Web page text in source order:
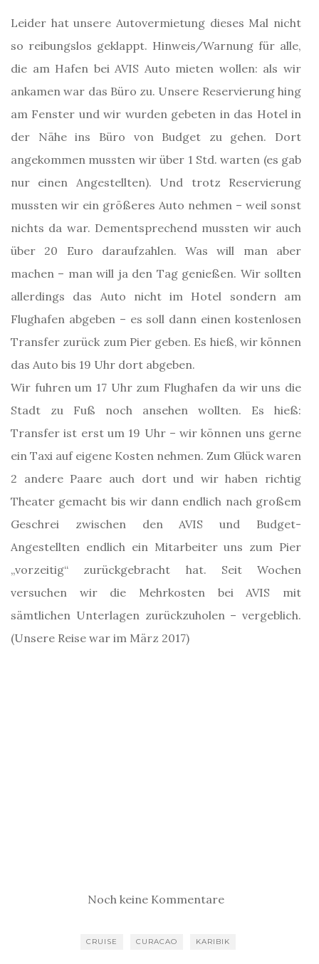
Leider hat unsere Autovermietung dieses Mal nicht
so reibungslos geklappt. Hinweis/Warnung für alle,
die am Hafen bei AVIS Auto mieten wollen: als wir
ankamen war das Büro zu. Unsere Reservierung hing
am Fenster und wir wurden gebeten in das Hotel in
der Nähe ins Büro von Budget zu gehen. Dort
angekommen mussten wir über 1 Std. warten (es gab
nur einen Angestellten). Und trotz Reservierung
mussten wir ein größeres Auto nehmen – weil sonst
nichts da war. Dementsprechend mussten wir auch
über 20 Euro daraufzahlen. Was will man aber
machen – man will ja den Tag genießen. Wir sollten
allerdings das Auto nicht im Hotel sondern am
Flughafen abgeben – es soll dann einen kostenlosen
Transfer zurück zum Pier geben. Es hieß, wir können
das Auto bis 19 Uhr dort abgeben.
Wir fuhren um 17 Uhr zum Flughafen da wir uns die
Stadt zu Fuß noch ansehen wollten. Es hieß:
Transfer ist erst um 19 Uhr – wir können uns gerne
ein Taxi auf eigene Kosten nehmen. Zum Glück waren
2 andere Paare auch dort und wir haben richtig
Theater gemacht bis wir dann endlich nach großem
Geschrei zwischen den AVIS und Budget-
Angestellten endlich ein Mitarbeiter uns zum Pier
„vorzeitig“ zurückgebracht hat. Seit Wochen
versuchen wir die Mehrkosten bei AVIS mit
sämtlichen Unterlagen zurückzuholen – vergeblich.
(Unsere Reise war im März 2017)
Noch keine Kommentare
CRUISE CURACAO KARIBIK